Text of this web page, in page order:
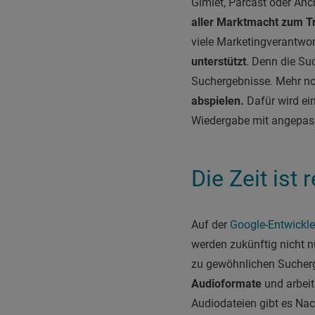
aller Marktmacht zum
viele
unterstützt. Denn die
Suchergebnisse. Mehr
abspielen. Dafür wird
Wiedergabe mit
Die Zeit ist
Auf der Google-
werden zukünftig nicht
zu gewöhnlichen
Audioformate und
Audiodateien gibt es